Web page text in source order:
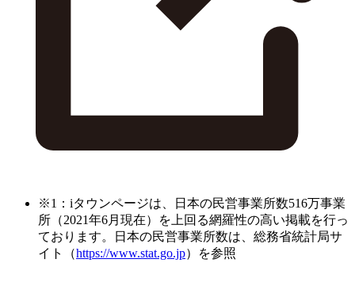
※1：iタウンページは、日本の民営事業所数516万事業
所（2021年6月現在）を上回る網羅性の高い掲載を行っ
ております。日本の民営事業所数は、総務省統計局サ
イト（https://www.stat.go.jp）を参照